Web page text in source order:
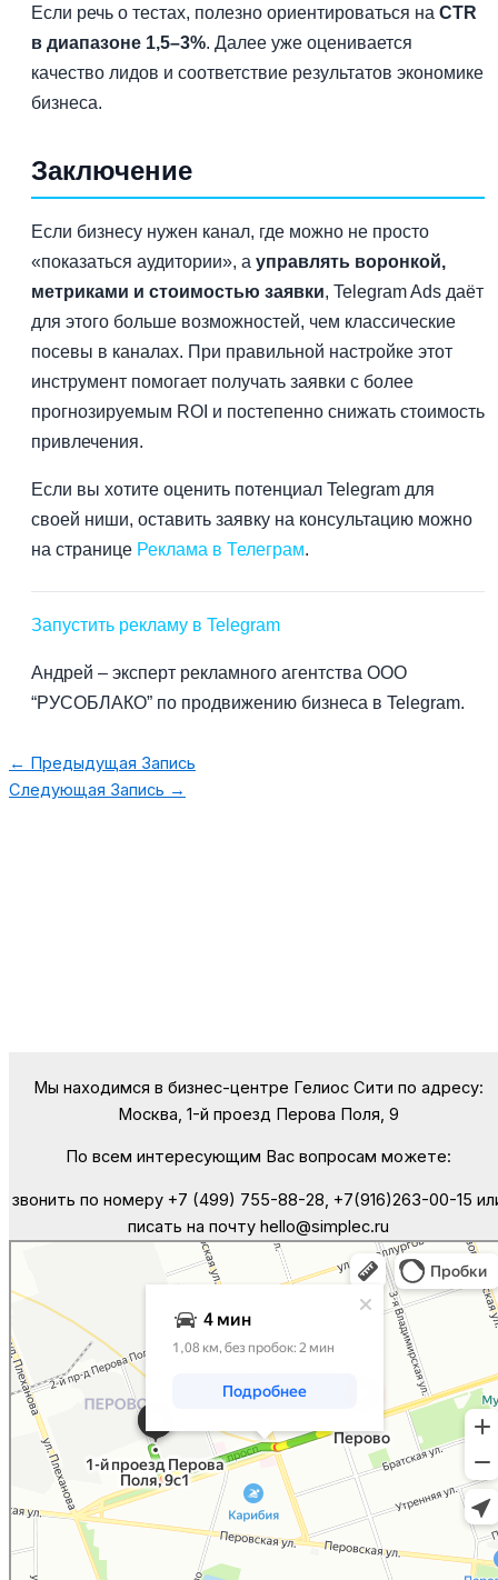
Если речь о тестах, полезно ориентироваться на CTR
в диапазоне 1,5–3%. Далее уже оценивается
качество лидов и соответствие результатов экономике
бизнеса.
Заключение
Если бизнесу нужен канал, где можно не просто
«показаться аудитории», а управлять воронкой,
метриками и стоимостью заявки, Telegram Ads даёт
для этого больше возможностей, чем классические
посевы в каналах. При правильной настройке этот
инструмент помогает получать заявки с более
прогнозируемым ROI и постепенно снижать стоимость
привлечения.
Если вы хотите оценить потенциал Telegram для
своей ниши, оставить заявку на консультацию можно
на странице Реклама в Телеграм.
Запустить рекламу в Telegram
Андрей – эксперт рекламного агентства ООО
“РУСОБЛАКО” по продвижению бизнеса в Telegram.
← Предыдущая Запись
Следующая Запись →
Мы находимся в бизнес-центре Гелиос Сити по адресу:
Москва, 1-й проезд Перова Поля, 9
По всем интересующим Вас вопросам можете:
звонить по номеру +7 (499) 755-88-28, +7(916)263-00-15
писать на почту hello@simplec.ru